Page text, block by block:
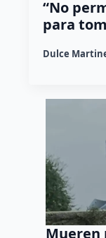
“No
para
Dulce
Mueren